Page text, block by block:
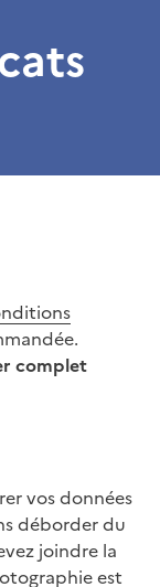
complet
vos données
déborder du
joindre la
est